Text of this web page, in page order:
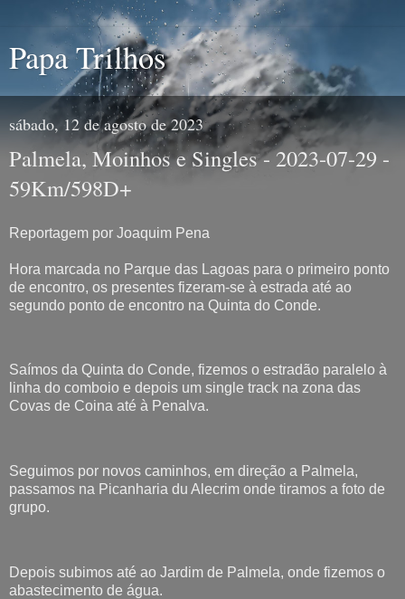
Papa Trilhos
sábado, 12 de agosto de 2023
Palmela, Moinhos e Singles - 2023-07-29 -
59Km/598D+
Reportagem por Joaquim Pena
Hora marcada no Parque das Lagoas para o primeiro ponto
de encontro, os presentes fizeram-se à estrada até ao
segundo ponto de encontro na Quinta do Conde.
Saímos da Quinta do Conde, fizemos o estradão paralelo à
linha do comboio e depois um single track na zona das
Covas de Coina até à Penalva.
Seguimos por novos caminhos, em direção a Palmela,
passamos na Picanharia du Alecrim onde tiramos a foto de
grupo.
Depois subimos até ao Jardim de Palmela, onde fizemos o
abastecimento de água.